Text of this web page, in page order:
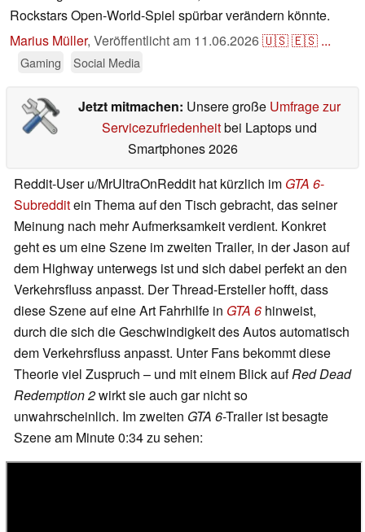
Rockstars Open-World-Spiel spürbar verändern könnte.
Marius Müller, Veröffentlicht am 11.06.2026🇺🇸🇪🇸 ...
Gaming Social Media
Jetzt mitmachen: Unsere große Umfrage zur
Servicezufriedenheitbei Laptops und
Smartphones 2026
Reddit-User u/MrUltraOnReddit hat kürzlich im GTA 6-
Subredditein Thema auf den Tisch gebracht, das seiner
Meinung nach mehr Aufmerksamkeit verdient. Konkret
geht es um eine Szene im zweiten Trailer, in der Jason auf
dem Highway unterwegs ist und sich dabei perfekt an den
Verkehrsfluss anpasst. Der Thread-Ersteller hofft, dass
diese Szene auf eine Art Fahrhilfe in GTA 6 hinweist,
durch die sich die Geschwindigkeit des Autos automatisch
dem Verkehrsfluss anpasst. Unter Fans bekommt diese
Theorie viel Zuspruch – und mit einem Blick aufRed Dead
Redemption 2wirkt sie auch gar nicht so
unwahrscheinlich. Im zweiten GTA 6-Trailer ist besagte
Szene am Minute 0:34 zu sehen: